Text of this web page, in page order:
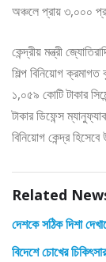
অঞ্চলে প্রায় ৩,০০০
কেন্দ্রীয় মন্ত্রী
শিল্প বিনিয়োগ ক্রমাগত
১,০৫৯ কোটি টাকার
টাকার ডিফেন্স
বিনিয়োগ কেন্দ্র
Related
দেশকে সঠিক দিশা
বিদেশে চোখের